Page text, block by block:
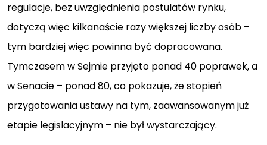
regulacje, bez uwzględnienia postulatów rynku,
dotyczą więc kilkanaście razy większej liczby osób –
tym bardziej więc powinna być dopracowana.
Tymczasem w Sejmie przyjęto ponad 40 poprawek, a
w Senacie – ponad 80, co pokazuje, że stopień
przygotowania ustawy na tym, zaawansowanym już
etapie legislacyjnym – nie był wystarczający.